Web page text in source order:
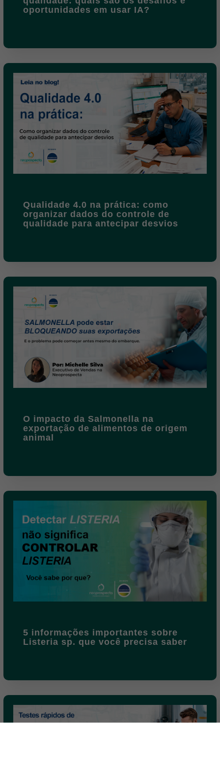
oportunidades em usar IA?
Qualidade 4.0 na prática: como
organizar dados do controle de
qualidade para antecipar desvios
O impacto da Salmonella na
exportação de alimentos de origem
animal
5 informações importantes sobre
Listeria sp. que você precisa saber